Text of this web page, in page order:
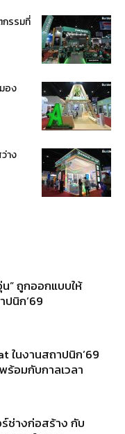
กรรมที่
อง
าง
” ถูกออกแบบให้
นิก’69
ในงานสถาปนิก’69
ร้อมกับกาลเวลา
ร์ช่างก่อสร้าง กับ